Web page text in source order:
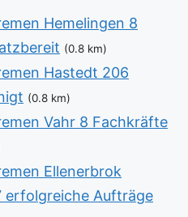
Hemelingen 8
(0.8 km)
Hastedt 206
(0.8 km)
Vahr 8 Fachkräfte
Ellenerbrok
erfolgreiche Aufträge